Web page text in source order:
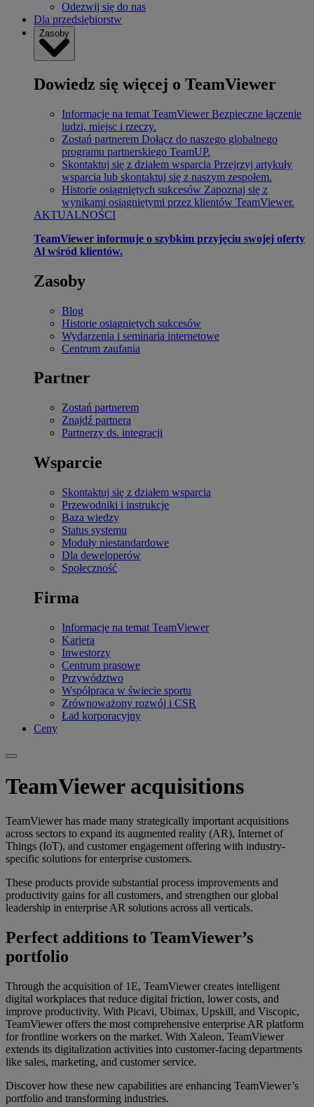
Odezwij się do nas
Dla przedsiębiorstw
Zasoby
Dowiedz się więcej o TeamViewer
Informacje na temat TeamViewer Bezpieczne łączenie
ludzi, miejsc i rzeczy.
Zostań partnerem Dołącz do naszego globalnego
programu partnerskiego TeamUP.
Skontaktuj się z działem wsparcia Przejrzyj artykuły
wsparcia lub skontaktuj się z naszym zespołem.
Historie osiągniętych sukcesów Zapoznaj się z
wynikami osiągniętymi przez klientów TeamViewer.
AKTUALNOŚCI
TeamViewer informuje o szybkim przyjęciu swojej oferty
Al wśród klientów.
Zasoby
Blog
Historie osiągniętych sukcesów
Wydarzenia i seminaria internetowe
Centrum zaufania
Partner
Zostań partnerem
Znajdź partnera
Partnerzy ds. integracji
Wsparcie
Skontaktuj się z działem wsparcia
Przewodniki i instrukcje
Baza wiedzy
Status systemu
Moduły niestandardowe
Dla deweloperów
Społeczność
Firma
Informacje na temat TeamViewer
Kariera
Inwestorzy
Centrum prasowe
Przywództwo
Współpraca w świecie sportu
Zrównoważony rozwój i CSR
Ład korporacyjny
Ceny
TeamViewer acquisitions
TeamViewer has made many strategically important acquisitions
across sectors to expand its augmented reality (AR), Internet of
Things (IoT), and customer engagement offering with industry-
specific solutions for enterprise customers.
These products provide substantial process improvements and
productivity gains for all customers, and strengthen our global
leadership in enterprise AR solutions across all verticals.
Perfect additions to TeamViewer’s
portfolio
Through the acquisition of 1E, TeamViewer creates intelligent
digital workplaces that reduce digital friction, lower costs, and
improve productivity. With Picavi, Ubimax, Upskill, and Viscopic,
TeamViewer offers the most comprehensive enterprise AR platform
for frontline workers on the market. With Xaleon, TeamViewer
extends its digitalization activities into customer-facing departments
like sales, marketing, and customer service.
Discover how these new capabilities are enhancing TeamViewer’s
portfolio and transforming industries.